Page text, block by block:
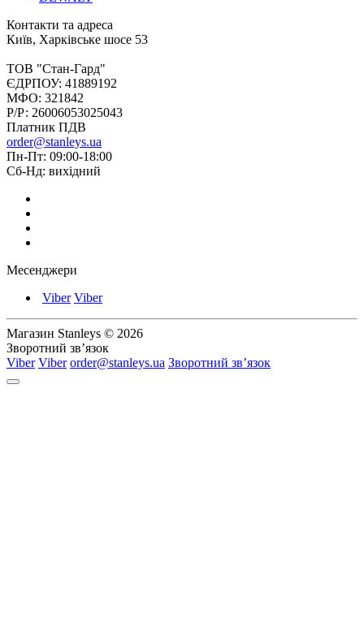
Контакти та адреса
Київ, Харківське шосе 53
ТОВ "Стан-Гард"
ЄДРПОУ: 41889192
МФО: 321842
Р/Р: 26006053025043
Платник ПДВ
order@stanleys.ua
Пн-Пт: 09:00-18:00
Сб-Нд: вихідний
Месенджери
Viber Viber
Магазин Stanleys © 2026
Зворотний зв’язок
Viber Viber order@stanleys.ua Зворотний зв’язок